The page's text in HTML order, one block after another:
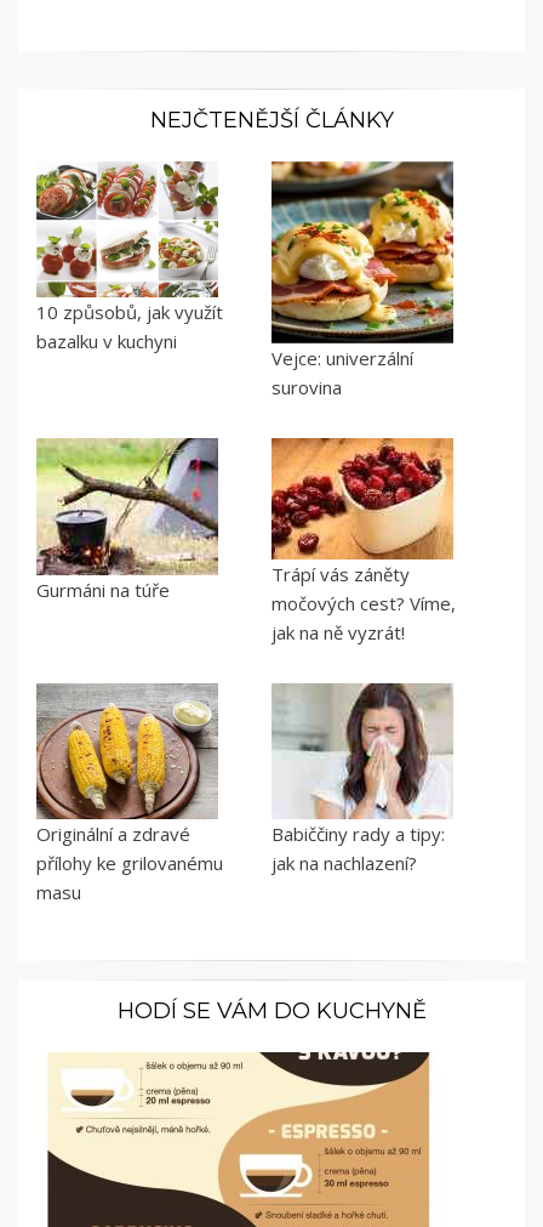
NEJČTENĚJŠÍ ČLÁNKY
10 způsobů, jak využít
bazalku v kuchyni
Vejce: univerzální
surovina
Gurmáni na túře
Trápí vás záněty
močových cest? Víme,
jak na ně vyzrát!
Originální a zdravé
přílohy ke grilovanému
masu
Babiččiny rady a tipy:
jak na nachlazení?
HODÍ SE VÁM DO KUCHYNĚ